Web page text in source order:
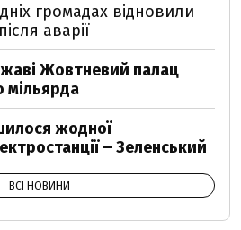
громадах відновили
аварії
Жовтневий палац
мільярда
жодної
– Зеленський
ВСІ НОВИНИ